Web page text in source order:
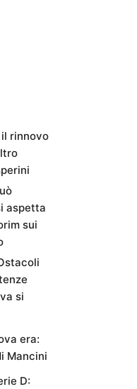
rinnovo
aspetta
sui
si
era:
Mancini
D: